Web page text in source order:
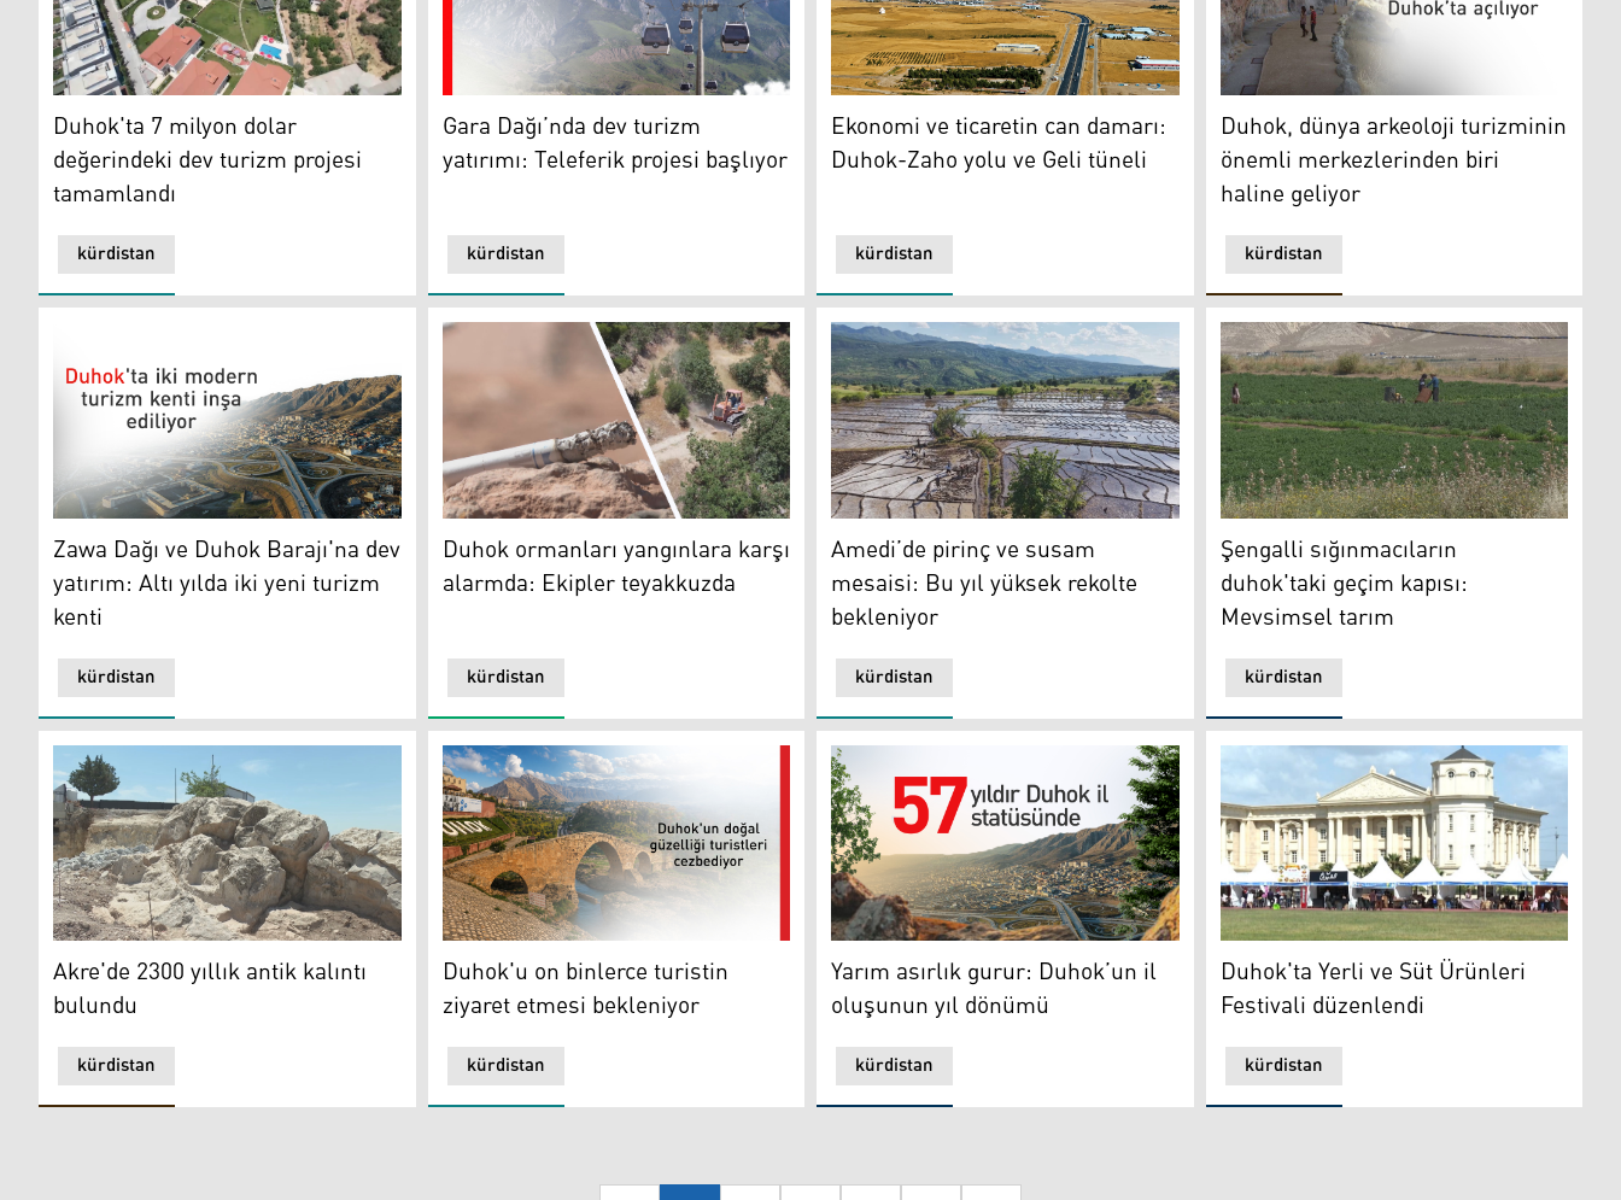
Duhok'ta tamamlanan turizm projesi (Fotoğraf: Kurdistan24)
kürdistan
Duhok'ta 7 milyon dolar
değerindeki dev turizm projesi
tamamlandı
Gara Dağı’nda dev turizm yatırımı: Teleferik projesi başlıyor
kürdistan
Gara Dağı’nda dev turizm
yatırımı: Teleferik projesi başlıyor
Duhok-Zaho yolu
kürdistan
Ekonomi ve ticaretin can damarı:
Duhok-Zaho yolu ve Geli tüneli
Duhok, dünya arkeoloji turizminin önemli
kürdistan
Duhok, dünya arkeoloji turizminin
önemli merkezlerinden biri
haline geliyor
Duhok
kürdistan
Zawa Dağı ve Duhok Barajı'na dev
yatırım: Altı yılda iki yeni turizm
kenti
Duhok ormanları yangınlara karşı alarmda: Ekipler teyakkuzda
kürdistan
Duhok ormanları yangınlara karşı
alarmda: Ekipler teyakkuzda
Amedi’de pirinç ve susam mesaisi: Bu yıl yüksek rekolte bekleniyor
kürdistan
Amedi’de pirinç ve susam
mesaisi: Bu yıl yüksek rekolte
bekleniyor
Şengalli sığınmacıların duhok'taki geçim
kürdistan
Şengalli sığınmacıların
duhok'taki geçim kapısı:
Mevsimsel tarım
Akre'de 2300 yıllık antik kalıntı bulundu
kürdistan
Akre'de 2300 yıllık antik kalıntı
bulundu
Duhok'u on binlerce turistin ziyaret etmesi bekleniyor
kürdistan
Duhok'u on binlerce turistin
ziyaret etmesi bekleniyor
Yarım asırlık gurur: Duhok’un il oluşunun yıl dönümü
kürdistan
Yarım asırlık gurur: Duhok’un il
oluşunun yıl dönümü
Duhok'ta Yerli ve Süt Ürünleri Festivali
kürdistan
Duhok'ta Yerli ve Süt Ürünleri
Festivali düzenlendi